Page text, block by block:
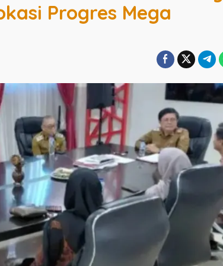
Progres Mega